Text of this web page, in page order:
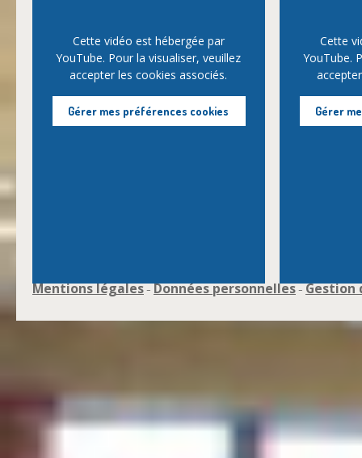
Cette vidéo est hébergée par
YouTube. Pour la visualiser, veuillez
accepter les cookies associés.
Gérer mes préférences cookies
Cette
YouTube.
Gérer
Mentions légales-Données personnelles-Gestion